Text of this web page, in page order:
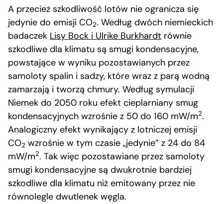
A przecież szkodliwość lotów nie ogranicza się
jedynie do emisji CO2. Według dwóch niemieckich
badaczek Lisy Bock i Ulrike Burkhardt równie
szkodliwe dla klimatu są smugi kondensacyjne,
powstające w wyniku pozostawianych przez
samoloty spalin i sadzy, które wraz z parą wodną
zamarzają i tworzą chmury. Według symulacji
Niemek do 2050 roku efekt cieplarniany smug
kondensacyjnych wzrośnie z 50 do 160 mW/m2.
Analogiczny efekt wynikający z lotniczej emisji
CO2 wzrośnie w tym czasie „jedynie” z 24 do 84
mW/m2. Tak więc pozostawiane przez samoloty
smugi kondensacyjne są dwukrotnie bardziej
szkodliwe dla klimatu niż emitowany przez nie
równolegle dwutlenek węgla.